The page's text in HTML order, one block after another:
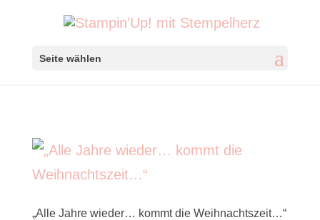
Seite wählen
„Alle Jahre wieder… kommt die Weihnachtszeit…“